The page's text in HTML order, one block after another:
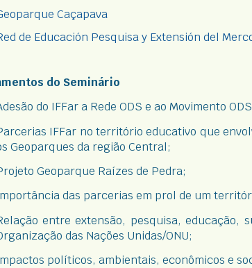
Caçapava
de Educación Pesquisa y Extensión del
do Seminário
do IFFar a Rede ODS e ao Movimento
IFFar no território educativo que
Geoparques da região Central;
Geoparque Raízes de Pedra;
das parcerias em prol de um
entre extensão, pesquisa, educação,
das Nações Unidas/ONU;
políticos, ambientais, econômicos e